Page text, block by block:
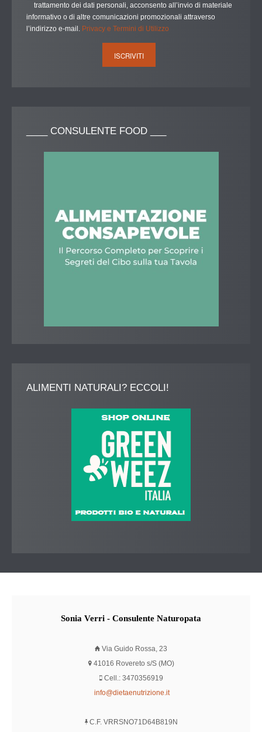
trattamento dei dati personali, acconsento all’invio di materiale
informativo o di altre comunicazioni promozionali attraverso
l’indirizzo e-mail. Privacy e Termini di Utilizzo
CONSULENTE FOOD ___
ALIMENTI NATURALI? ECCOLI!
Sonia Verri - Consulente Naturopata
Via Guido Rossa, 23
41016 Rovereto s/S (MO)
Cell.: 3470356919
info@dietaenutrizione.it
C.F. VRRSNO71D64B819N